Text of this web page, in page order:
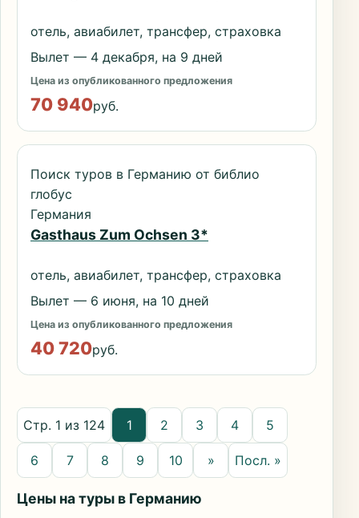
отель, авиабилет, трансфер, страховка
Вылет — 4 декабря, на 9 дней
Цена из опубликованного предложения
70 940руб.
Поиск туров в Германию от библио
глобус
Германия
Gasthaus Zum Ochsen 3*
отель, авиабилет, трансфер, страховка
Вылет — 6 июня, на 10 дней
Цена из опубликованного предложения
40 720руб.
Стр. 1 из 124 1 2 3 4 5
6 7 8 9 10 » Посл. »
Цены на туры в Германию